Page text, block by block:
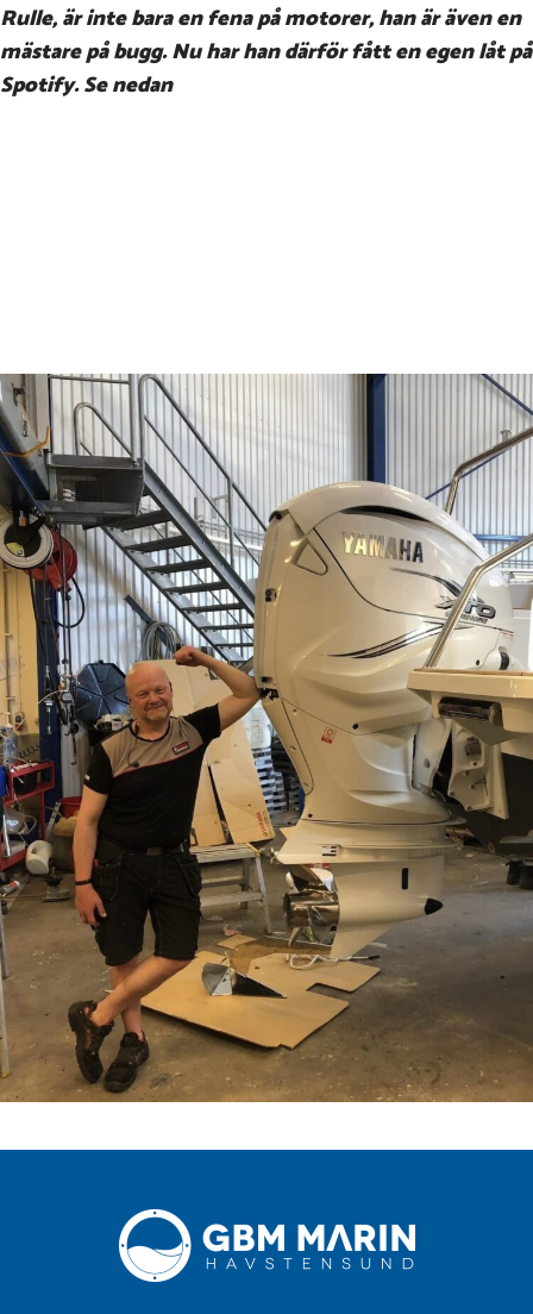
Rulle, är inte bara en fena på motorer, han är även en
mästare på bugg. Nu har han därför fått en egen låt på
Spotify. Se nedan